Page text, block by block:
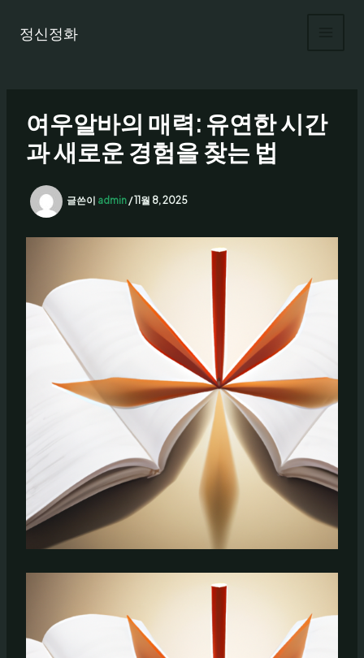
정신정화
여우알바의 매력: 유연한 시간
과 새로운 경험을 찾는 법
글쓴이 admin/11월 8, 2025